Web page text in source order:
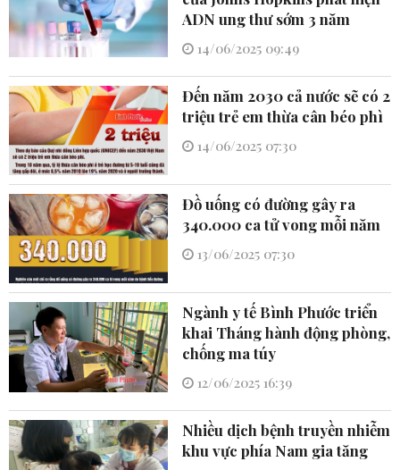
ADN ung thư sớm 3 năm
14/06/2025 09:49
Đến năm 2030 cả nước sẽ có 2
triệu trẻ em thừa cân béo phì
14/06/2025 07:30
Đồ uống có đường gây ra
340.000 ca tử vong mỗi năm
13/06/2025 07:30
Ngành y tế Bình Phước triển
khai Tháng hành động phòng,
chống ma túy
12/06/2025 16:39
Nhiều dịch bệnh truyền nhiễm
khu vực phía Nam gia tăng